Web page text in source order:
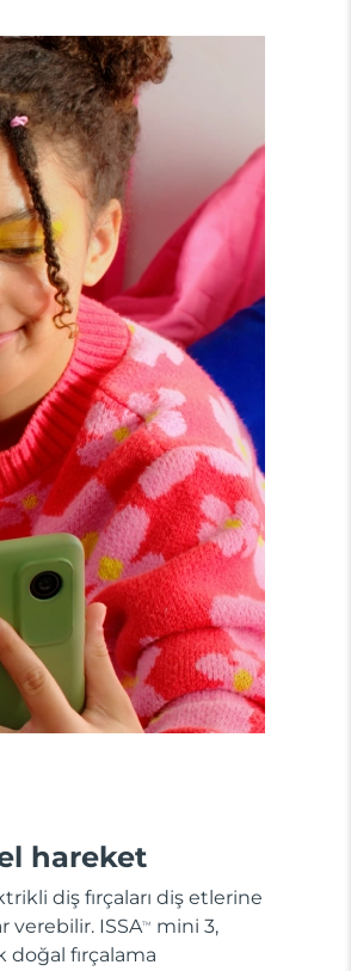
hareket
diş fırçaları diş etlerine
verebilir. ISSATM
mini 3,
doğal fırçalama